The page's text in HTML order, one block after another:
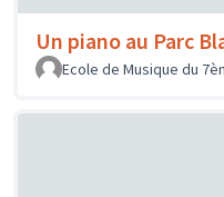
Un piano au Parc
Ecole de Musique du